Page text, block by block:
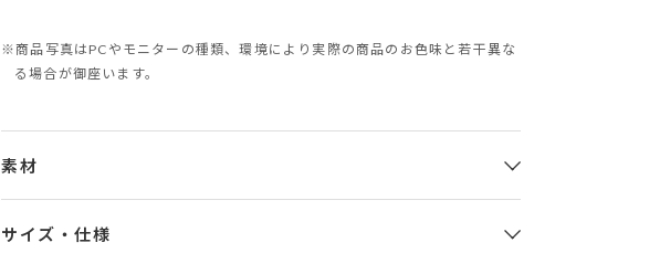
※商品写真はPCやモニターの種類、環境により実際の商品のお色味と若干異な
る場合が御座います。
素材
サイズ・仕様